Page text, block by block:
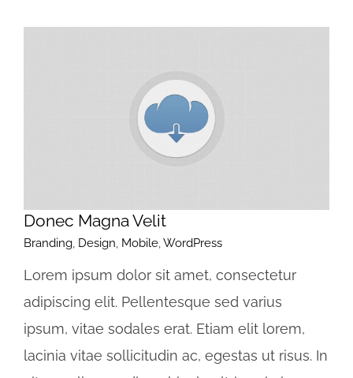
Donec Magna Velit
Branding, Design, Mobile,WordPress
Lorem ipsum dolor sit amet, consectetur
adipiscing elit. Pellentesque sed varius
ipsum, vitae sodales erat. Etiam elit lorem,
lacinia vitae sollicitudin ac, egestas ut risus. In